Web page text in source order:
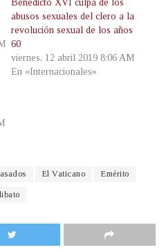
Benedicto XVI culpa de los
abusos sexuales del clero a la
revolución sexual de los años
60
viernes, 12 abril 2019 8:06 AM
En «Internacionales»
El Vaticano Emérito